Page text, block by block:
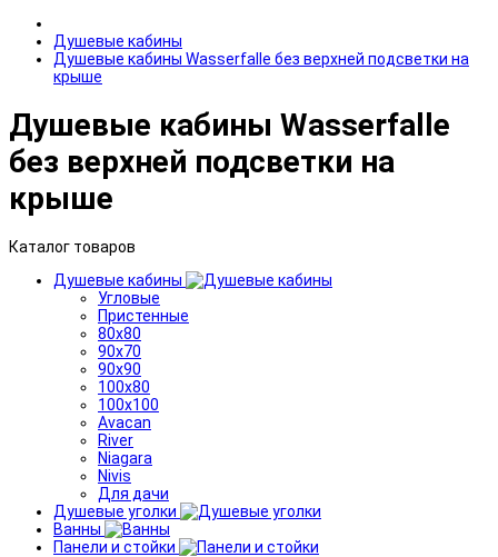
Душевые кабины
Душевые кабины Wasserfalle без верхней подсветки на
крыше
Душевые кабины Wasserfalle
без верхней подсветки на
крыше
Каталог товаров
Душевые кабины
Угловые
Пристенные
80x80
90x70
90x90
100x80
100x100
Avacan
River
Niagara
Nivis
Для дачи
Душевые уголки
Ванны
Панели и стойки